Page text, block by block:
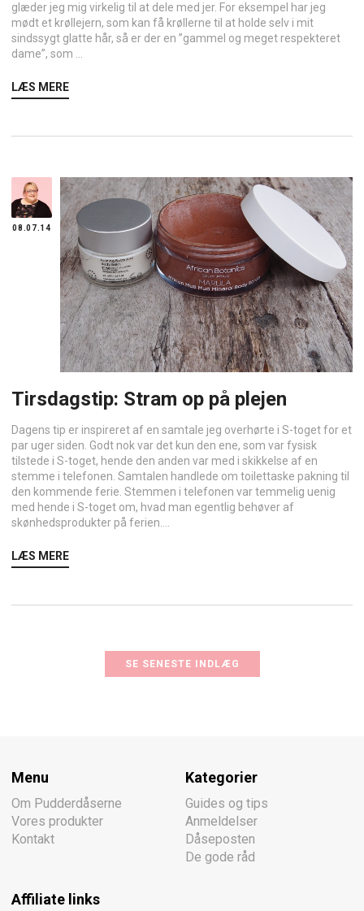
glæder jeg mig virkelig til at dele med jer. For eksempel har jeg
mødt et krøllejern, som kan få krøllerne til at holde selv i mit
sindssygt glatte hår, så er der en ”gammel og meget respekteret
dame”, som ...
LÆS MERE
08.07.14
Tirsdagstip: Stram op på plejen
Dagens tip er inspireret af en samtale jeg overhørte i S-toget for et
par uger siden. Godt nok var det kun den ene, som var fysisk
tilstede i S-toget, hende den anden var med i skikkelse af en
stemme i telefonen. Samtalen handlede om toilettaske pakning til
den kommende ferie. Stemmen i telefonen var temmelig uenig
med hende i S-toget om, hvad man egentlig behøver af
skønhedsprodukter på ferien....
LÆS MERE
SE SENESTE INDLÆG
Menu
Om Pudderdåserne
Vores produkter
Kontakt
Kategorier
Guides og tips
Anmeldelser
Dåseposten
De gode råd
Affiliate links